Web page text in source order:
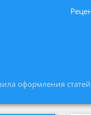
оформления статей